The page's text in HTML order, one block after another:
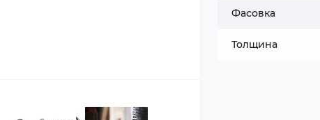
Фасовка
Толщина